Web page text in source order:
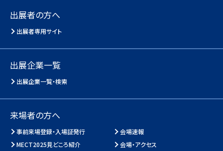
出展者の方へ
出展者専用サイト
出展企業一覧
出展企業一覧・検索
来場者の方へ
事前来場登録・入場証発行
会場速報
MECT2025見どころ紹介
会場・アクセス